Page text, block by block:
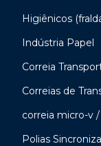
Higiênicos
Indústria Papel
Correia
Correias de
correia micro-v
Polias